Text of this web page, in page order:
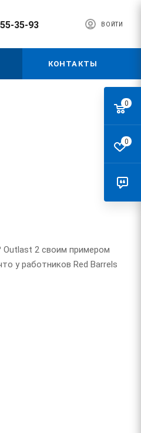
ВОЙТИ
35-93
КОНТАКТЫ
2 своим примером
у работников Red Barrels
0
0